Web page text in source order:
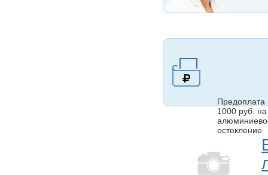
Предоплата
1000 руб. на
остекление